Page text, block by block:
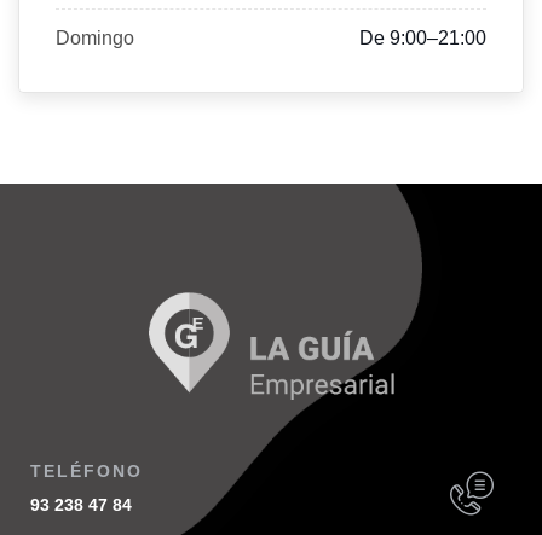
Domingo De 9:00–21:00
TELÉFONO
93 238 47 84